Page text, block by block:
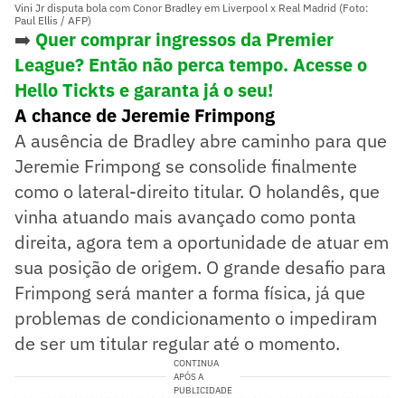
Vini Jr disputa bola com Conor Bradley em Liverpool x Real Madrid (Foto:
Paul Ellis / AFP)
➡️ Quer comprar ingressos da Premier
League? Então não perca tempo. Acesse o
Hello Tickts e garanta já o seu!
A chance de Jeremie Frimpong
A ausência de Bradley abre caminho para que
Jeremie Frimpong se consolide finalmente
como o lateral-direito titular. O holandês, que
vinha atuando mais avançado como ponta
direita, agora tem a oportunidade de atuar em
sua posição de origem. O grande desafio para
Frimpong será manter a forma física, já que
problemas de condicionamento o impediram
de ser um titular regular até o momento.
CONTINUA
APÓS A
PUBLICIDADE